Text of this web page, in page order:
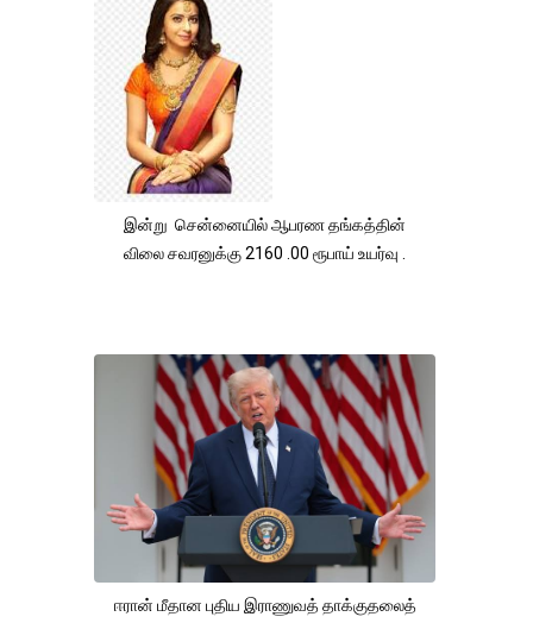
இன்று சென்னையில் ஆபரண தங்கத்தின்
விலை சவரனுக்கு 2160 .00 ரூபாய் உயர்வு .
ஈரான் மீதான புதிய இராணுவத் தாக்குதலைத்